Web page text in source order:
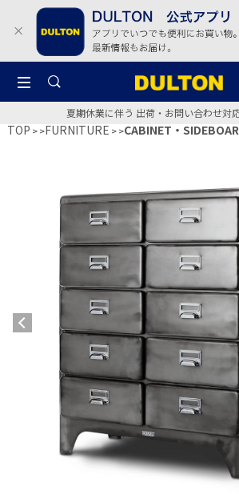
夏期休業に伴う 出荷・お問い合わせ対
TOP >FURNITURE >CABINET・